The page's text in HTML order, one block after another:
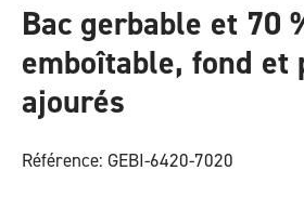
Bac gerbable et 70
emboîtable, fond et
ajourés
Référence: GEBI-6420-7020